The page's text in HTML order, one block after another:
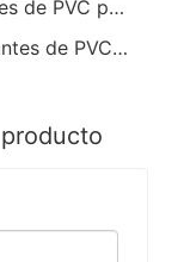
Anterior entrada anterior : Guantes de PVC para lavar ropa y verduras para el hogar
Siguiente entrada siguiente : Guantes de PVC para el hogar limpios y calientes